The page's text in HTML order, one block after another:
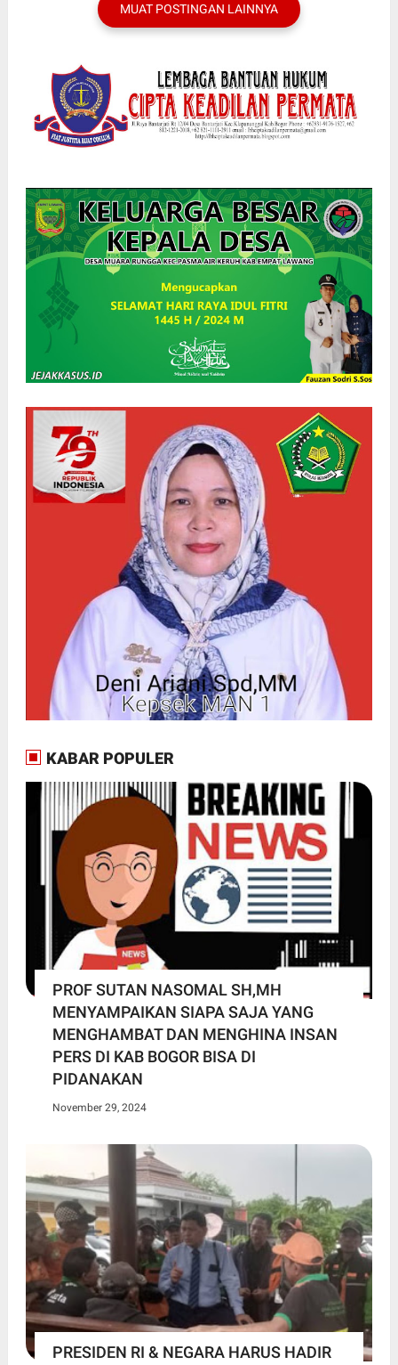
MUAT POSTINGAN LAINNYA
KABAR POPULER
PROF SUTAN NASOMAL SH,MH
MENYAMPAIKAN SIAPA SAJA YANG
MENGHAMBAT DAN MENGHINA INSAN
PERS DI KAB BOGOR BISA DI
PIDANAKAN
November 29, 2024
PRESIDEN RI & NEGARA HARUS HADIR